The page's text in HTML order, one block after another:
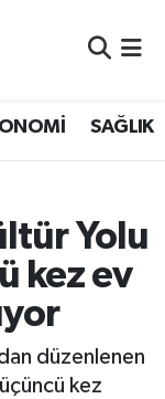
SAĞLIK
Yolu
kez ev
düzenlenen
kez